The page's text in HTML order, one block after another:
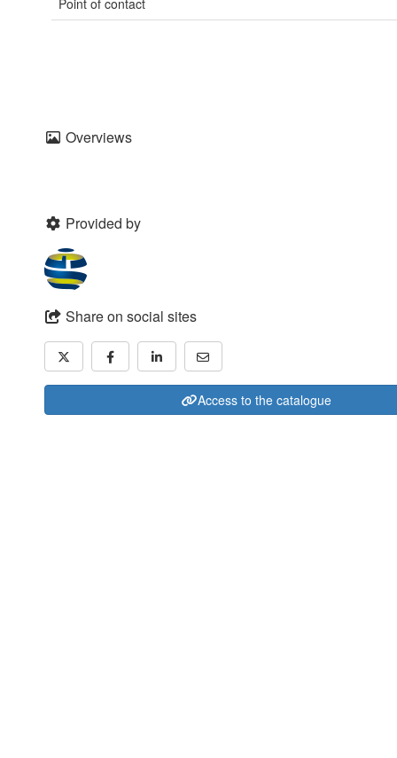
Point of contact
Overviews
Provided by
Share on social sites
Access to the catalogue